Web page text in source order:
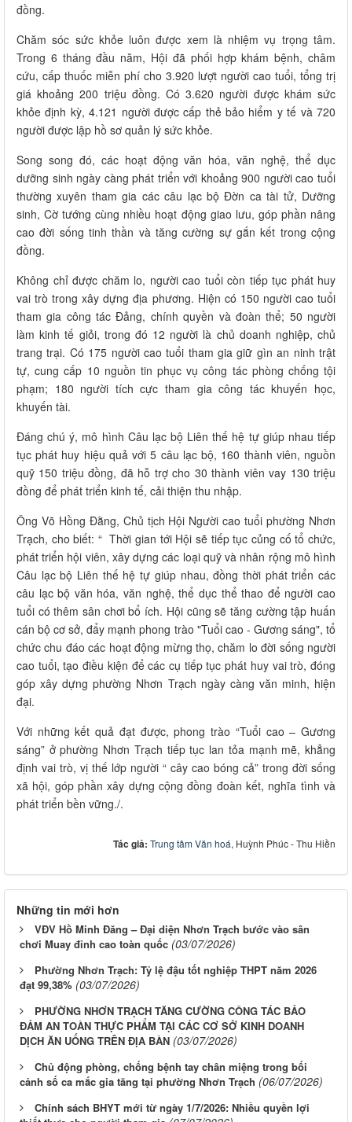
đồng.
Chăm sóc sức khỏe luôn được xem là nhiệm vụ trọng tâm.
Trong 6 tháng đầu năm, Hội đã phối hợp khám bệnh, châm
cứu, cấp thuốc miễn phí cho 3.920 lượt người cao tuổi, tổng trị
giá khoảng 200 triệu đồng. Có 3.620 người được khám sức
khỏe định kỳ, 4.121 người được cấp thẻ bảo hiểm y tế và 720
người được lập hồ sơ quản lý sức khỏe.
Song song đó, các hoạt động văn hóa, văn nghệ, thể dục
dưỡng sinh ngày càng phát triển với khoảng 900 người cao tuổi
thường xuyên tham gia các câu lạc bộ Đờn ca tài tử, Dưỡng
sinh, Cờ tướng cùng nhiều hoạt động giao lưu, góp phần nâng
cao đời sống tinh thần và tăng cường sự gắn kết trong cộng
đồng.
Không chỉ được chăm lo, người cao tuổi còn tiếp tục phát huy
vai trò trong xây dựng địa phương. Hiện có 150 người cao tuổi
tham gia công tác Đảng, chính quyền và đoàn thể; 50 người
làm kinh tế giỏi, trong đó 12 người là chủ doanh nghiệp, chủ
trang trại. Có 175 người cao tuổi tham gia giữ gìn an ninh trật
tự, cung cấp 10 nguồn tin phục vụ công tác phòng chống tội
phạm; 180 người tích cực tham gia công tác khuyến học,
khuyến tài.
Đáng chú ý, mô hình Câu lạc bộ Liên thế hệ tự giúp nhau tiếp
tục phát huy hiệu quả với 5 câu lạc bộ, 160 thành viên, nguồn
quỹ 150 triệu đồng, đã hỗ trợ cho 30 thành viên vay 130 triệu
đồng để phát triển kinh tế, cải thiện thu nhập.
Ông Võ Hồng Đằng, Chủ tịch Hội Người cao tuổi phường Nhơn
Trạch, cho biết: “ Thời gian tới Hội sẽ tiếp tục củng cố tổ chức,
phát triển hội viên, xây dựng các loại quỹ và nhân rộng mô hình
Câu lạc bộ Liên thế hệ tự giúp nhau, đồng thời phát triển các
câu lạc bộ văn hóa, văn nghệ, thể dục thể thao để người cao
tuổi có thêm sân chơi bổ ích. Hội cũng sẽ tăng cường tập huấn
cán bộ cơ sở, đẩy mạnh phong trào "Tuổi cao - Gương sáng", tổ
chức chu đáo các hoạt động mừng thọ, chăm lo đời sống người
cao tuổi, tạo điều kiện để các cụ tiếp tục phát huy vai trò, đóng
góp xây dựng phường Nhơn Trạch ngày càng văn minh, hiện
đại.
Với những kết quả đạt được, phong trào “Tuổi cao – Gương
sáng” ở phường Nhơn Trạch tiếp tục lan tỏa mạnh mẽ, khẳng
định vai trò, vị thế lớp người “ cây cao bóng cả” trong đời sống
xã hội, góp phần xây dựng cộng đồng đoàn kết, nghĩa tình và
phát triển bền vững./.
Tác giả: Trung tâm Văn hoá, Huỳnh Phúc - Thu Hiền
Những tin mới hơn
VĐV Hồ Minh Đăng – Đại diện Nhơn Trạch bước vào sân
chơi Muay đỉnh cao toàn quốc (03/07/2026)
Phường Nhơn Trạch: Tỷ lệ đậu tốt nghiệp THPT năm 2026
đạt 99,38% (03/07/2026)
PHƯỜNG NHƠN TRẠCH TĂNG CƯỜNG CÔNG TÁC BẢO
ĐẢM AN TOÀN THỰC PHẨM TẠI CÁC CƠ SỞ KINH DOANH
DỊCH ĂN UỐNG TRÊN ĐỊA BÀN (03/07/2026)
Chủ động phòng, chống bệnh tay chân miệng trong bối
cảnh số ca mắc gia tăng tại phường Nhơn Trạch (06/07/2026)
Chính sách BHYT mới từ ngày 1/7/2026: Nhiều quyền lợi